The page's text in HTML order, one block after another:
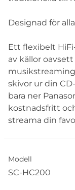
Designad för
Ett flexibelt
av källor
skivor ur din
bara ner
kostnadsfritt
streama din
Modell
SC-HC200